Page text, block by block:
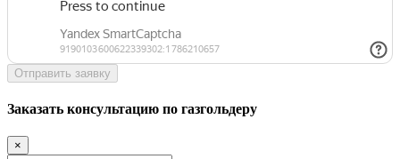
Отправить заявку
Заказать консультацию по газгольдеру
×